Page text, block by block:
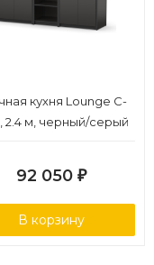
кухня Lounge C-
2.4 м, черный/серый
92 050 ₽
В корзину